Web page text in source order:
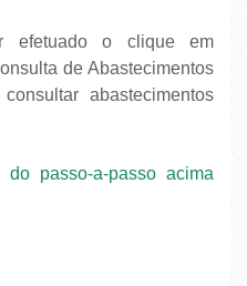
efetuado o clique em
de Abastecimentos
abastecimentos
do passo-a-passo acima